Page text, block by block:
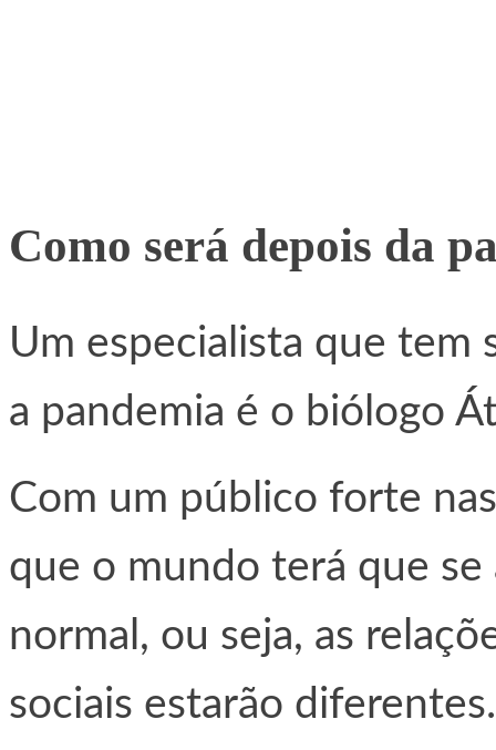
Como será depois da
Um especialista que
a pandemia é o biólogo
Com um público forte
que o mundo terá que
normal, ou seja, as
sociais estarão